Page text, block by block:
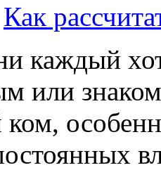
Как
каждый
или